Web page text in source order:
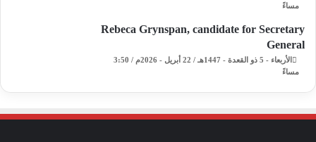
مساءً
Rebeca Grynspan, candidate for Secretary
General
الأربعاء - 5 ذو القعدة - 1447هـ / 22 أبريل - 2026م / 3:50
مساءً